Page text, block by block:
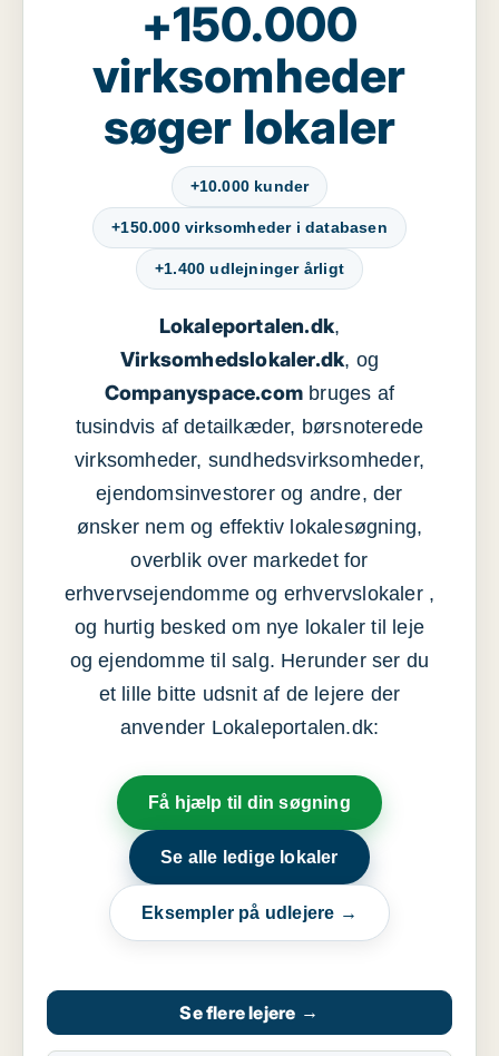
+150.000
virksomheder
søger lokaler
+10.000 kunder
+150.000 virksomheder i databasen
+1.400 udlejninger årligt
Lokaleportalen.dk,
Virksomhedslokaler.dk, og
Companyspace.com bruges af
tusindvis af detailkæder, børsnoterede
virksomheder, sundhedsvirksomheder,
ejendomsinvestorer og andre, der
ønsker nem og effektiv lokalesøgning,
overblik over markedet for
erhvervsejendomme og erhvervslokaler ,
og hurtig besked om nye lokaler til leje
og ejendomme til salg. Herunder ser du
et lille bitte udsnit af de lejere der
anvender Lokaleportalen.dk:
Få hjælp til din søgning
Se alle ledige lokaler
Eksempler på udlejere →
Se flere lejere →